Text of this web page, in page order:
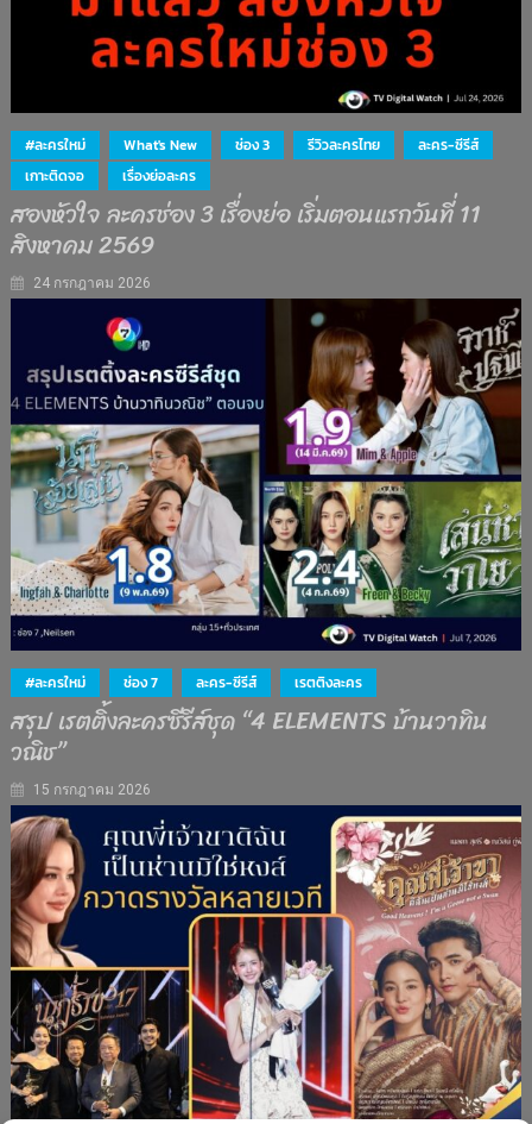
#ละครใหม่ What's New ช่อง 3 รีวิวละครไทย
ละคร-ซีรีส์
เกาะติดจอ
เรื่องย่อละคร
สองหัวใจ ละครช่อง 3 เรื่องย่อ เริ่มตอนแรกวันที่ 11
สิงหาคม 2569
24 กรกฎาคม 2026
#ละครใหม่ ช่อง 7 ละคร-ซีรีส์ เรตติงละคร
สรุป เรตติ้งละครซีรีส์ชุด “4 ELEMENTS บ้านวาทิน
วณิช”
15 กรกฎาคม 2026